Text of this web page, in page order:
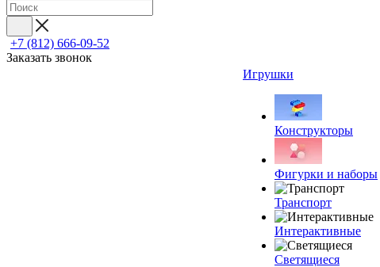
+7 (812) 666-09-52
Заказать звонок
Игрушки
Конструкторы
Фигурки и наборы
Транспорт
Интерактивные
Светящиеся